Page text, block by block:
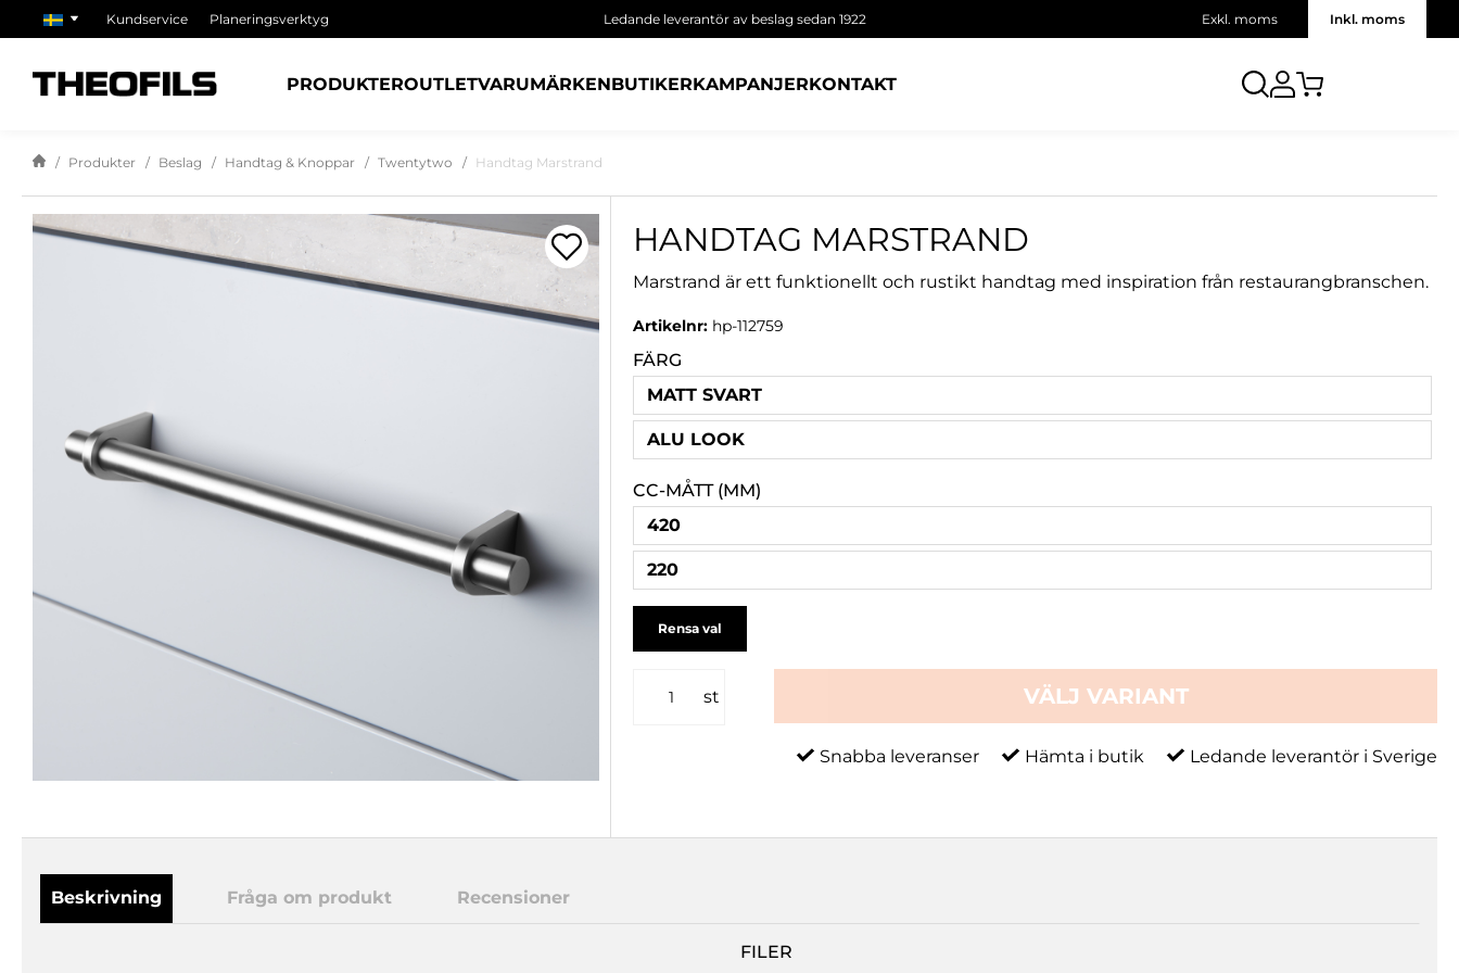
Kundservice Planeringsverktyg Ledande leverantör av beslag sedan 1922 Exkl. moms Inkl. moms
PRODUKTEROUTLETVARUMÄRKENBUTIKERKAMPANJERKONTAKT
Produkter Beslag Handtag & Knoppar Twentytwo Handtag Marstrand
HANDTAG MARSTRAND
Marstrand är ett funktionellt och rustikt handtag med inspiration från restaurangbranschen.
Artikelnr: hp-112759
FÄRG
MATT SVART
ALU LOOK
CC-MÅTT (MM)
420
220
Rensa val
st VÄLJ VARIANT
Snabba leveranser Hämta i butik Ledande leverantör i Sverige
Beskrivning Fråga om produkt Recensioner
FILER